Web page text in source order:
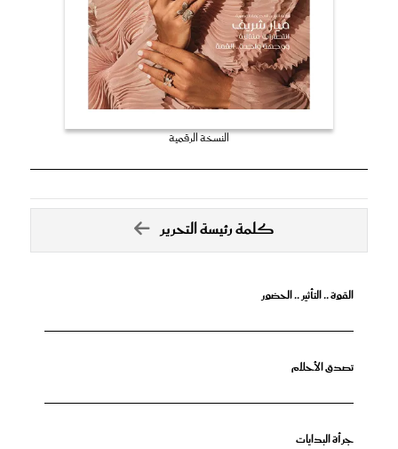
النسخة الرقمية
كلمة رئيسة التحرير
القوة .. التأثير .. الحضور
تصدق الأحلام
جرأة البدايات